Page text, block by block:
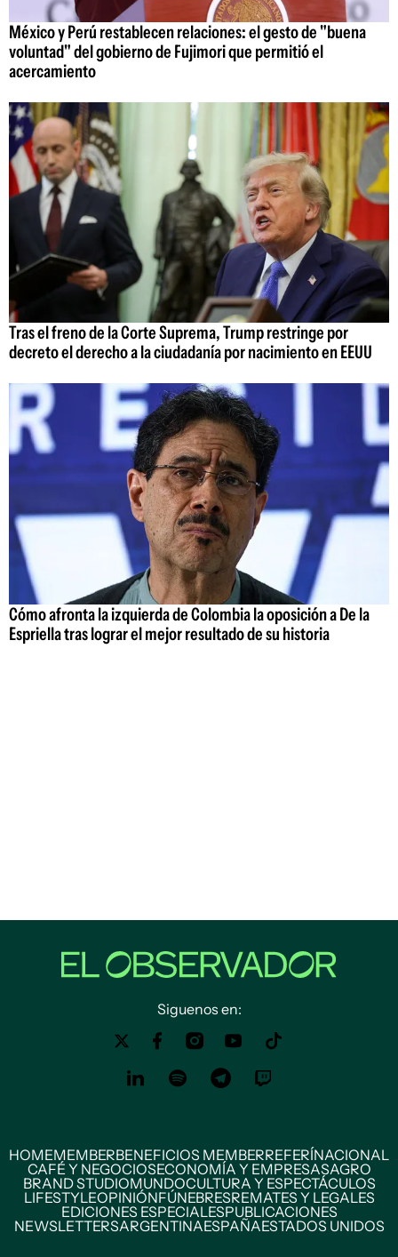
México y Perú restablecen relaciones: el gesto de "buena
voluntad" del gobierno de Fujimori que permitió el
acercamiento
Tras el freno de la Corte Suprema, Trump restringe por
decreto el derecho a la ciudadanía por nacimiento en EEUU
Cómo afronta la izquierda de Colombia la oposición a De la
Espriella tras lograr el mejor resultado de su historia
Siguenos en:
HOMEMEMBERBENEFICIOS MEMBERREFERÍNACIONAL
CAFÉ Y NEGOCIOSECONOMÍA Y EMPRESASAGRO
BRAND STUDIOMUNDOCULTURA Y ESPECTÁCULOS
LIFESTYLEOPINIÓNFÚNEBRESREMATES Y LEGALES
EDICIONES ESPECIALESPUBLICACIONES
NEWSLETTERSARGENTINAESPAÑAESTADOS UNIDOS